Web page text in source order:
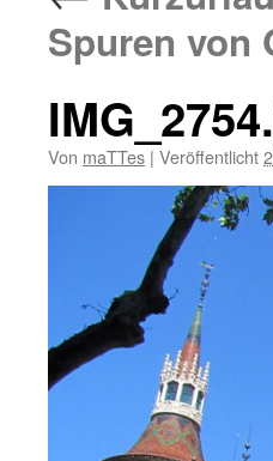
Spuren von
Von maTTes | Veröffentlicht